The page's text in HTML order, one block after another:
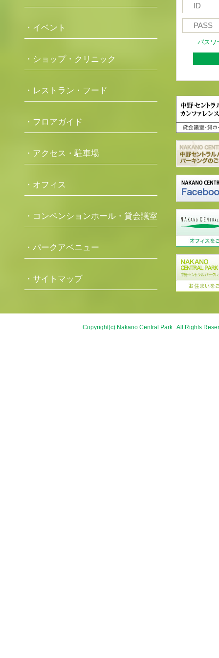
・イベント
・ショップ・クリニック
・レストラン・フード
・フロアガイド
・アクセス・駐車場
・オフィス
・コンベンションホール・貸会議室
・パークアベニュー
・サイトマップ
パスワ
Copyright(c) Nakano Central Park . All Rights